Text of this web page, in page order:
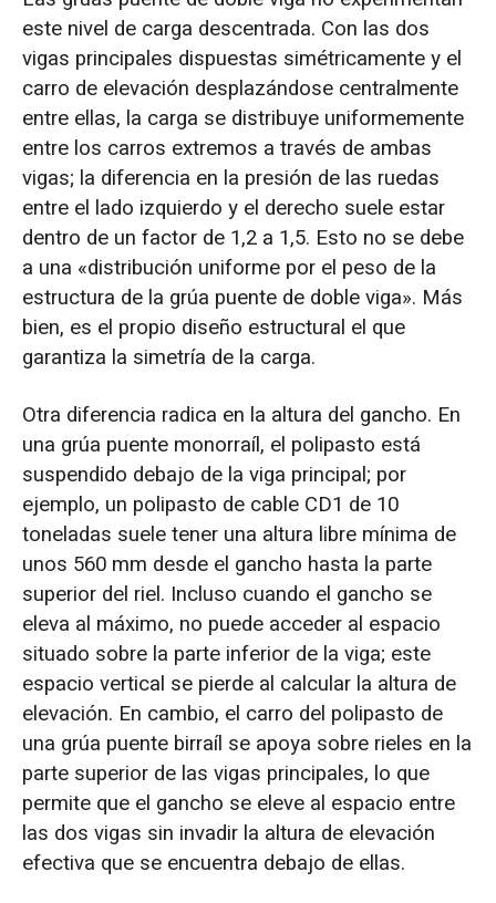
este nivel de carga descentrada. Con las dos
vigas principales dispuestas simétricamente y el
carro de elevación desplazándose centralmente
entre ellas, la carga se distribuye uniformemente
entre los carros extremos a través de ambas
vigas; la diferencia en la presión de las ruedas
entre el lado izquierdo y el derecho suele estar
dentro de un factor de 1,2 a 1,5. Esto no se debe
a una «distribución uniforme por el peso de la
estructura de la grúa puente de doble viga». Más
bien, es el propio diseño estructural el que
garantiza la simetría de la carga.
Otra diferencia radica en la altura del gancho. En
una grúa puente monorraíl, el polipasto está
suspendido debajo de la viga principal; por
ejemplo, un polipasto de cable CD1 de 10
toneladas suele tener una altura libre mínima de
unos 560 mm desde el gancho hasta la parte
superior del riel. Incluso cuando el gancho se
eleva al máximo, no puede acceder al espacio
situado sobre la parte inferior de la viga; este
espacio vertical se pierde al calcular la altura de
elevación. En cambio, el carro del polipasto de
una grúa puente birraíl se apoya sobre rieles en la
parte superior de las vigas principales, lo que
permite que el gancho se eleve al espacio entre
las dos vigas sin invadir la altura de elevación
efectiva que se encuentra debajo de ellas.